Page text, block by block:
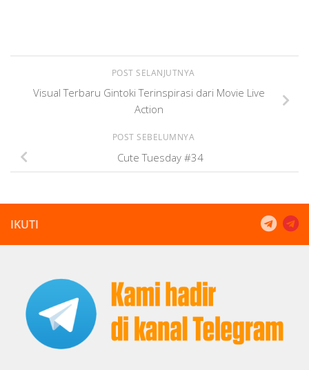
POST SELANJUTNYA
Visual Terbaru Gintoki Terinspirasi dari Movie Live
Action
POST SEBELUMNYA
Cute Tuesday #34
IKUTI